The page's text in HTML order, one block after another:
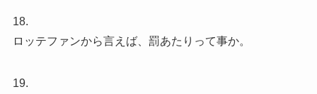
18.
ロッテファンから言えば、罰あたりって事か。
19.